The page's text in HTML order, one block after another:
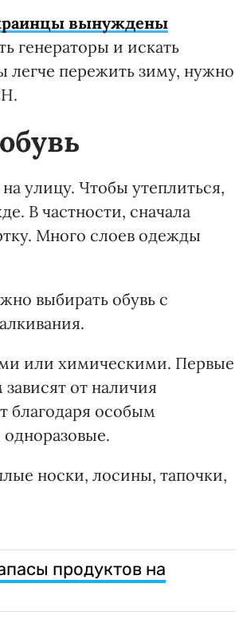
вынуждены
генераторы и искать
легче пережить зиму, нужно
улицу. Чтобы утеплиться,
В частности, сначала
Много слоев одежды
выбирать обувь с
или химическими. Первые
от наличия
благодаря особым
носки, лосины, тапочки,
продуктов на